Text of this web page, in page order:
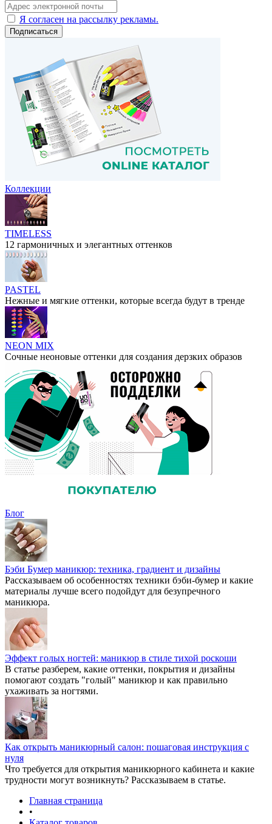
Я согласен на рассылку рекламы.
Коллекции
TIMELESS
12 гармоничных и элегантных оттенков
PASTEL
Нежные и мягкие оттенки, которые всегда будут в тренде
NEON MIX
Сочные неоновые оттенки для создания дерзких образов
Блог
Бэби Бумер маникюр: техника, градиент и дизайны
Рассказываем об особенностях техники бэби-бумер и какие
материалы лучше всего подойдут для безупречного
маникюра.
Эффект голых ногтей: маникюр в стиле тихой роскоши
В статье разберем, какие оттенки, покрытия и дизайны
помогают создать "голый" маникюр и как правильно
ухаживать за ногтями.
Как открыть маникюрный салон: пошаговая инструкция с
нуля
Что требуется для открытия маникюрного кабинета и какие
трудности могут возникнуть? Рассказываем в статье.
Главная страница
•